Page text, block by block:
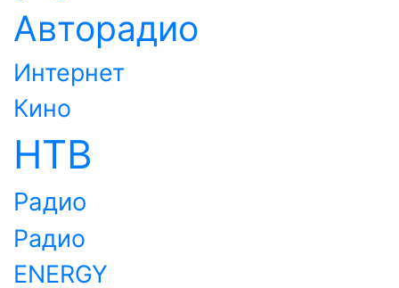
Авторадио
Интернет
Кино
НТВ
Радио
Радио
ENERGY